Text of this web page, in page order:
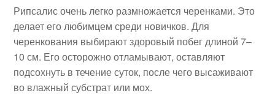
Рипсалис очень легко размножается черенками. Это
делает его любимцем среди новичков. Для
черенкования выбирают здоровый побег длиной 7–
10 см. Его осторожно отламывают, оставляют
подсохнуть в течение суток, после чего высаживают
во влажный субстрат или мох.